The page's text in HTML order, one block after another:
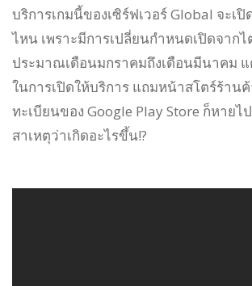
บริการเกมนี้ของเซิร์ฟเวอร์ Global จะเ
ไหน เพราะมีการเปลี่ยนกำหนดเปิดจาก
ประมาณเดือนมกราคมถึงเดือนมีนาคม
ในการเปิดให้บริการ แถมหน้าสโตร์ร้านค้
ทะเบียนของ Google Play Store ก็หาย
สาเหตุว่าเกิดอะไรขึ้น!?